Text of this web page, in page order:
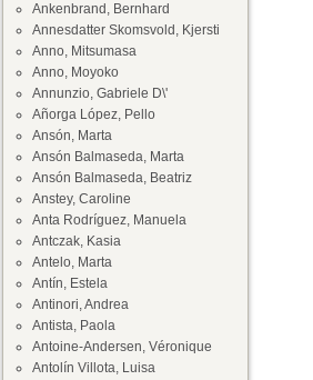
Ankenbrand, Bernhard
Annesdatter Skomsvold, Kjersti
Anno, Mitsumasa
Anno, Moyoko
Annunzio, Gabriele D\'
Añorga López, Pello
Ansón, Marta
Ansón Balmaseda, Marta
Ansón Balmaseda, Beatriz
Anstey, Caroline
Anta Rodríguez, Manuela
Antczak, Kasia
Antelo, Marta
Antín, Estela
Antinori, Andrea
Antista, Paola
Antoine-Andersen, Véronique
Antolín Villota, Luisa